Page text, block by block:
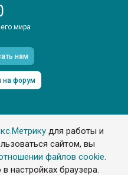
для работы и
сайтом, вы
файлов cookie.
настройках браузера.
мира
нам
на форум
права защищены
сайта с обязательной
plastic.ru